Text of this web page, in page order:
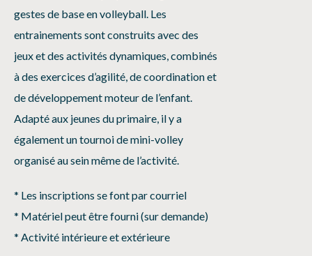
gestes de base en volleyball. Les
entrainements sont construits avec des
jeux et des activités dynamiques, combinés
à des exercices d’agilité, de coordination et
de développement moteur de l’enfant.
Adapté aux jeunes du primaire, il y a
également un tournoi de mini-volley
organisé au sein même de l’activité.
* Les inscriptions se font par courriel
* Matériel peut être fourni (sur demande)
* Activité intérieure et extérieure